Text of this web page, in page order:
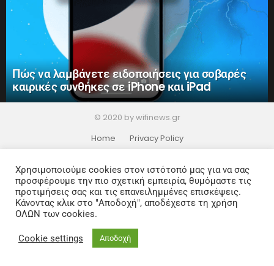
Πώς να λαμβάνετε ειδοποιήσεις για σοβαρές
καιρικές συνθήκες σε iPhone και iPad
© 2020 by wifinews.gr
Home
Privacy Policy
Χρησιμοποιούμε cookies στον ιστότοπό μας για να σας
προσφέρουμε την πιο σχετική εμπειρία, θυμόμαστε τις
προτιμήσεις σας και τις επανειλημμένες επισκέψεις.
Κάνοντας κλικ στο "Αποδοχή", αποδέχεστε τη χρήση
ΟΛΩΝ των cookies.
Cookie settings Αποδοχή